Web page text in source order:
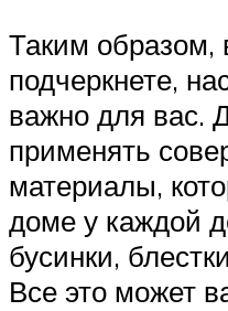
Таким
подчеркнете,
важно для вас.
применять
материалы,
доме у каждой
бусинки,
Все это может